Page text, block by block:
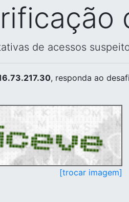
de acessos
, responda ao
[trocar imagem]